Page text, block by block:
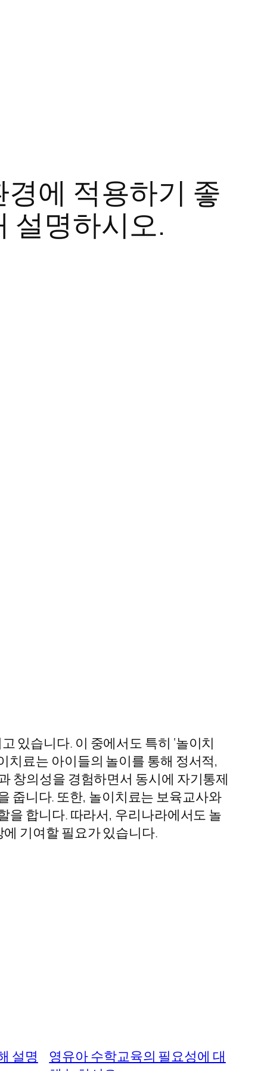
에 적용하기 좋
설명하시오.
있습니다. 이 중에서도 특히 ‘놀이치
치료는 아이들의 놀이를 통해 정서적,
창의성을 경험하면서 동시에 자기통제
줍니다. 또한, 놀이치료는 보육교사와
을 합니다. 따라서, 우리나라에서도 놀
기여할 필요가 있습니다.
설명
영유아 수학교육의 필요성에 대